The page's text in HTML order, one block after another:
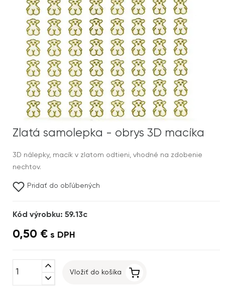
Zlatá samolepka - obrys 3D macíka
3D nálepky, macík v zlatom odtieni, vhodné na zdobenie
nechtov.
Pridať do obľúbených
Kód výrobku: 59.13c
0,50 € s DPH
expand_less
expand_more
Vložiť do košíka